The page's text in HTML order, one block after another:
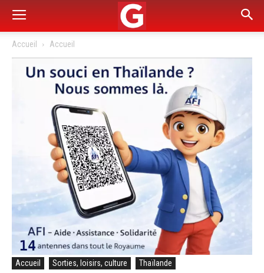
Accueil Accueil
Accueil Sorties, loisirs, culture Thaïlande